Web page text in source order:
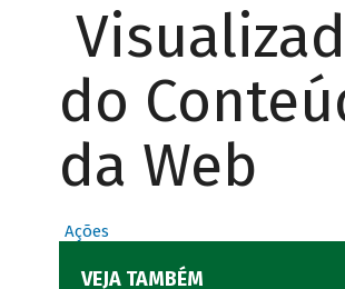
do
da Web
Ações
VEJA TAMBÉM